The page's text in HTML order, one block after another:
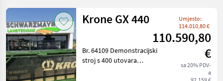
Kategorija 4 Država Filtri
TRENUTNA
STAZA
Poljoprivredna
Poništi
Prikaži 9
rezultata
Krone GX 440
Umjesto:
114.010,80 €
110.590,80
€
sa 20% PDV-
a
Br. 64109 Demonstracijski
stroj s 400 utovara